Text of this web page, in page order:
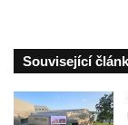
Související